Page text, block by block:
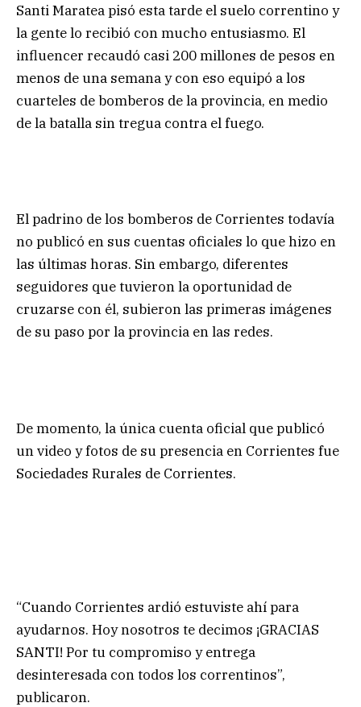
Santi Maratea pisó esta tarde el suelo correntino y
la gente lo recibió con mucho entusiasmo. El
influencer recaudó casi 200 millones de pesos en
menos de una semana y con eso equipó a los
cuarteles de bomberos de la provincia, en medio
de la batalla sin tregua contra el fuego.
El padrino de los bomberos de Corrientes todavía
no publicó en sus cuentas oficiales lo que hizo en
las últimas horas. Sin embargo, diferentes
seguidores que tuvieron la oportunidad de
cruzarse con él, subieron las primeras imágenes
de su paso por la provincia en las redes.
De momento, la única cuenta oficial que publicó
un video y fotos de su presencia en Corrientes fue
Sociedades Rurales de Corrientes.
“Cuando Corrientes ardió estuviste ahí para
ayudarnos. Hoy nosotros te decimos ¡GRACIAS
SANTI! Por tu compromiso y entrega
desinteresada con todos los correntinos”,
publicaron.